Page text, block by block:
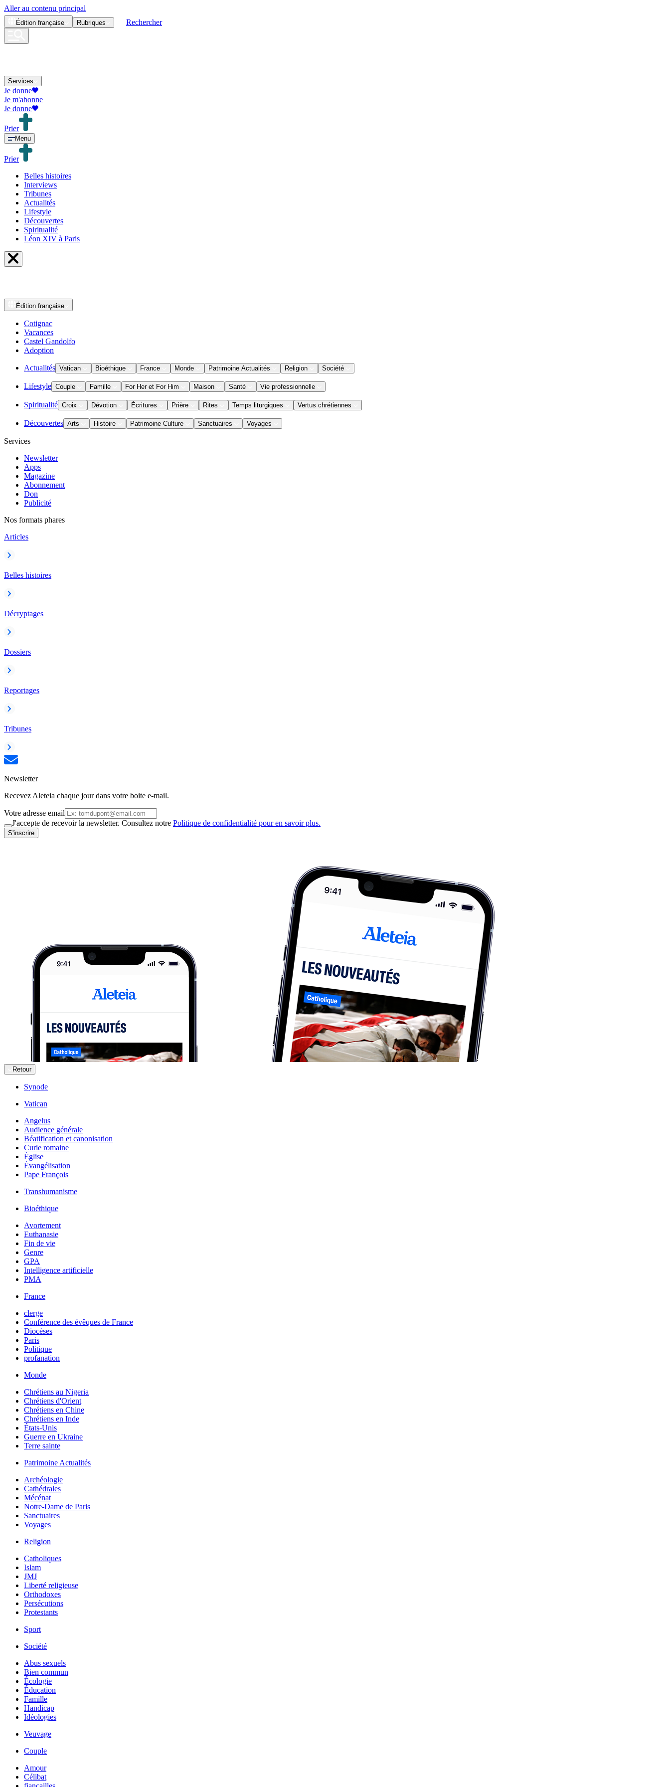
Aller au contenu principal
Édition française Rubriques Rechercher
Services
Je donne
Je m'abonne
Je donne
Prier
Menu
Prier
Belles histoires
Interviews
Tribunes
Actualités
Lifestyle
Découvertes
Spiritualité
Léon XIV à Paris
Édition française
Cotignac
Vacances
Castel Gandolfo
Adoption
Actualités Vatican Bioéthique France Monde Patrimoine Actualités Religion Société
Lifestyle Couple Famille For Her et For Him Maison Santé Vie professionnelle
Spiritualité Croix Dévotion Écritures Prière Rites Temps liturgiques Vertus chrétiennes
Découvertes Arts Histoire Patrimoine Culture Sanctuaires Voyages
Services
Newsletter
Apps
Magazine
Abonnement
Don
Publicité
Nos formats phares
Articles
Belles histoires
Décryptages
Dossiers
Reportages
Tribunes
Newsletter
Recevez Aleteia chaque jour dans votre boite e-mail.
Votre adresse email
J'accepte de recevoir la newsletter. Consultez notre Politique de confidentialité pour en savoir plus.
S'inscrire
Retour
Synode
Vatican
Angelus
Audience générale
Béatification et canonisation
Curie romaine
Église
Évangélisation
Pape François
Transhumanisme
Bioéthique
Avortement
Euthanasie
Fin de vie
Genre
GPA
Intelligence artificielle
PMA
France
clerge
Conférence des évêques de France
Diocèses
Paris
Politique
profanation
Monde
Chrétiens au Nigeria
Chrétiens d'Orient
Chrétiens en Chine
Chrétiens en Inde
États-Unis
Guerre en Ukraine
Terre sainte
Patrimoine Actualités
Archéologie
Cathédrales
Mécénat
Notre-Dame de Paris
Sanctuaires
Voyages
Religion
Catholiques
Islam
JMJ
Liberté religieuse
Orthodoxes
Persécutions
Protestants
Sport
Société
Abus sexuels
Bien commun
Écologie
Éducation
Famille
Handicap
Idéologies
Veuvage
Couple
Amour
Célibat